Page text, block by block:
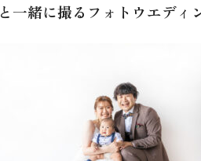
一緒に撮るフォトウエディ